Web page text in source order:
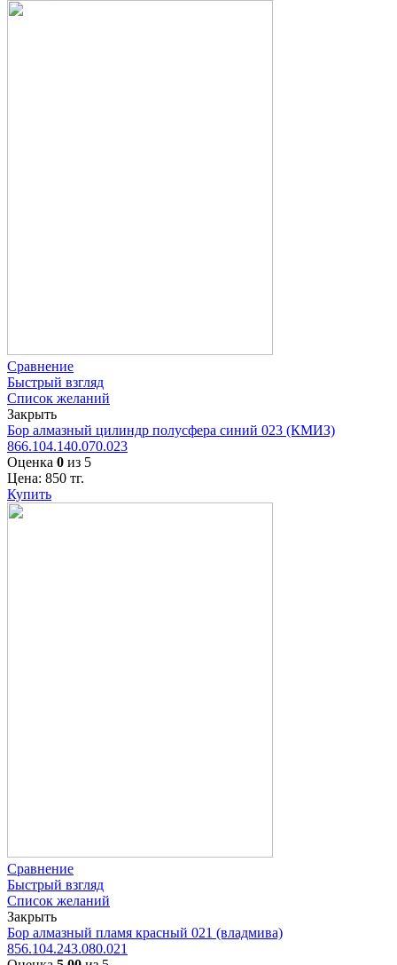
Сравнение
Быстрый взгляд
Список желаний
Закрыть
Бор алмазный цилиндр полусфера синий 023 (КМИЗ)
866.104.140.070.023
Оценка 0 из 5
Цена: 850 тг.
Купить
Сравнение
Быстрый взгляд
Список желаний
Закрыть
Бор алмазный пламя красный 021 (владмива)
856.104.243.080.021